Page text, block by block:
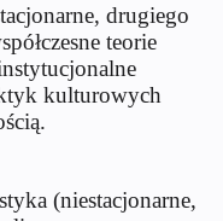
drugiego
teorie
kulturowych
(niestacjonarne,